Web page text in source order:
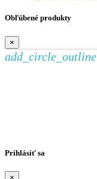
Obľúbené produkty
×
add_circle_outline
Prihlásiť sa